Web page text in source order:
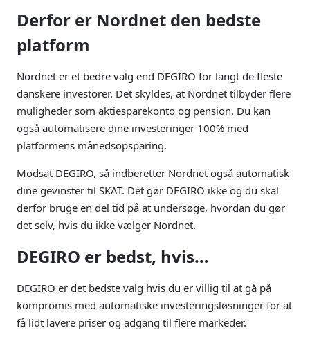
Derfor er Nordnet den bedste
platform
Nordnet er et bedre valg end DEGIRO for langt de fleste
danskere investorer. Det skyldes, at Nordnet tilbyder flere
muligheder som aktiesparekonto og pension. Du kan
også automatisere dine investeringer 100% med
platformens månedsopsparing.
Modsat DEGIRO, så indberetter Nordnet også automatisk
dine gevinster til SKAT. Det gør DEGIRO ikke og du skal
derfor bruge en del tid på at undersøge, hvordan du gør
det selv, hvis du ikke vælger Nordnet.
DEGIRO er bedst, hvis…
DEGIRO er det bedste valg hvis du er villig til at gå på
kompromis med automatiske investeringsløsninger for at
få lidt lavere priser og adgang til flere markeder.